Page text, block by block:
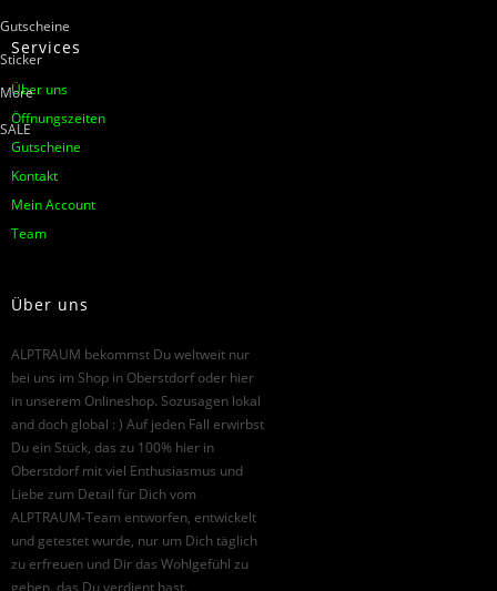
Gutscheine
Sticker
More
SALE
Services
Über uns
Öffnungszeiten
Gutscheine
Kontakt
Mein Account
Team
Über uns
ALPTRAUM bekommst Du weltweit nur
bei uns im Shop in Oberstdorf oder hier
in unserem Onlineshop. Sozusagen lokal
and doch global : ) Auf jeden Fall erwirbst
Du ein Stück, das zu 100% hier in
Oberstdorf mit viel Enthusiasmus und
Liebe zum Detail für Dich vom
ALPTRAUM-Team entworfen, entwickelt
und getestet wurde, nur um Dich täglich
zu erfreuen und Dir das Wohlgefühl zu